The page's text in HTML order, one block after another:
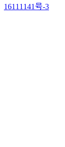
16111141号-3